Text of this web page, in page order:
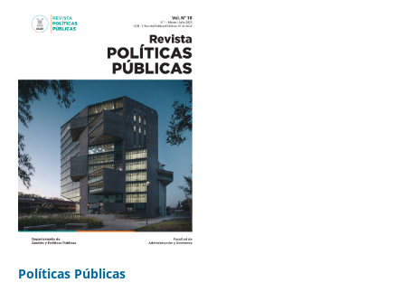
Políticas Públicas